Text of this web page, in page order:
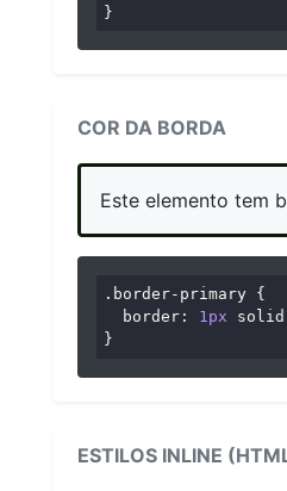
}
COR DA BORDA
Este elemento tem
.border-primary {
border : 1px
}
ESTILOS INLINE